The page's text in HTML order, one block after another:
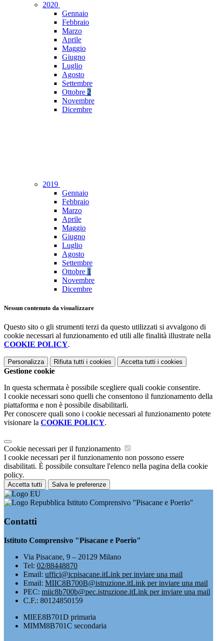
2020
Gennaio
Febbraio
Marzo
Aprile
Maggio
Giugno
Luglio
Agosto
Settembre
Ottobre 2
Novembre
Dicembre
2019
Gennaio
Febbraio
Marzo
Aprile
Maggio
Giugno
Luglio
Agosto
Settembre
Ottobre 1
Novembre
Dicembre
Nessun contenuto da visualizzare
Questo sito o gli strumenti terzi da questo utilizzati si avvalgono di
cookie necessari al funzionamento ed utili alle finalità illustrate nella
COOKIE POLICY.
Personalizza Rifiuta tutti i cookies Accetta tutti i cookies
Gestione cookie
In questa schermata è possibile scegliere quali cookie consentire.
I cookie necessari sono quelli che consentono il funzionamento della
piattaforma e non è possibile disabilitarli.
Per conoscere quali sono i cookie necessari al funzionamento potete
visionare la COOKIE POLICY.
Cookie necessari per il funzionamento
I cookie necessari per il funzionamento non possono essere
disabilitati. È possibile consultare l'elenco nella pagina della cookie
policy.
Accetta tutti Salva le preferenze
Istituto Comprensivo "Pisacane e Poerio"
Contatti
Istituto Comprensivo "Pisacane e Poerio"
Via Pisacane, 9 – 20129 Milano
Tel: 02/88448870
Email: uffici@icpisacane.itLink per inviare una mail
Email: MIIC8B700B@istruzione.itLink per inviare una mail
PEC: miic8b700b@pec.istruzione.itLink per inviare una mail
C.F.: 80124850159
MIEE8B701D primaria
MIMM8B701C secondaria